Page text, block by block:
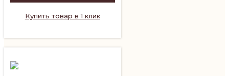
Купить товар в 1 клик